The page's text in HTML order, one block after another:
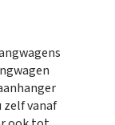
zelf vanaf